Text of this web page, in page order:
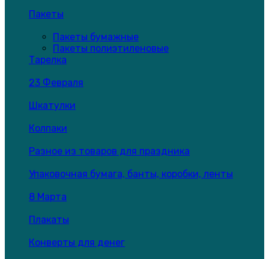
Пакеты
Пакеты бумажные
Пакеты полиэтиленовые
Тарелка
23 Февраля
Шкатулки
Колпаки
Разное из товаров для праздника
Упаковочная бумага, банты, коробки, ленты
8 Марта
Плакаты
Конверты для денег